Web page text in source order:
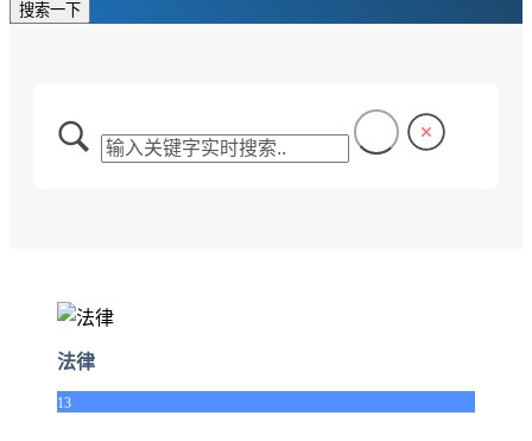
搜索一下
法律
13